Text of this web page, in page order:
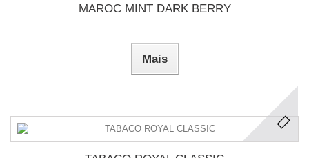
MAROC MINT DARK BERRY
Mais